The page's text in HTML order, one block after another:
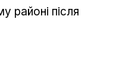
районі після